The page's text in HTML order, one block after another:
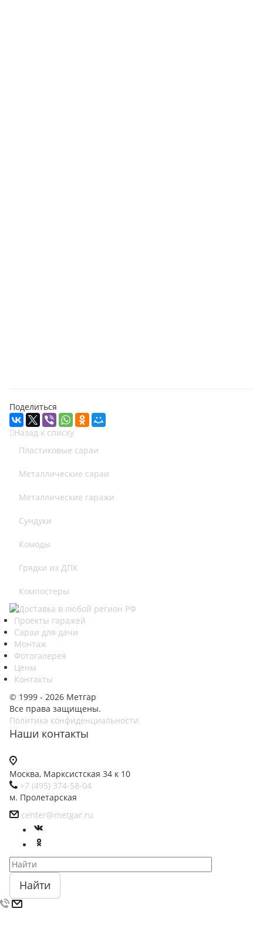
Поделиться
Назад к списку
Пластиковые сараи
Металлические сараи
Металлические гаражи
Сундуки
Комоды
Грядки из ДПК
Компостеры
Проекты гаражей
Сараи для дачи
Монтаж
Фотогалерея
Цены
Контакты
© 1999 - 2026 Метгар
Все права защищены.
Политика конфиденциальности
Наши контакты
Москва, Марксистская 34 к 10
+7 (495) 374-58-04
м. Пролетарская
center@metgar.ru
Найти